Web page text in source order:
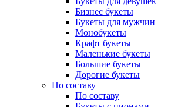
Бизнес букеты
Букеты для мужчин
Монобукеты
Крафт букеты
Маленькие букеты
Большие букеты
Дорогие букеты
По составу
По составу